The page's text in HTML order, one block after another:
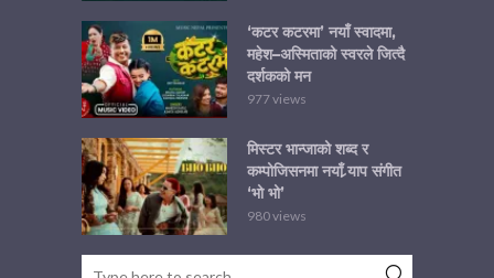
‘कटर कटरमा’ नयाँ स्वादमा,
महेश–अस्मिताको स्वरले जित्दै
दर्शकको मन
977 views
मिस्टर भान्जाको शब्द र
कम्पोजिसनमा नयाँ र्‍याप संगीत
‘भो भो’
980 views